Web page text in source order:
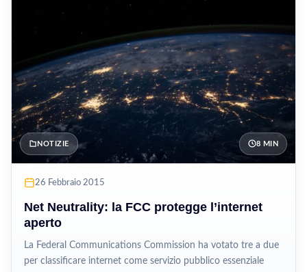
NOTIZIE 8 MIN
26 Febbraio 2015
Net Neutrality: la FCC protegge l’internet
aperto
La Federal Communications Commission ha votato tre a due
per classificare internet come servizio pubblico essenziale